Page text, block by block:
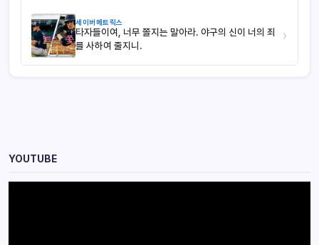
세이버메트릭스
타자들이여, 너무 쫄지는 말아라. 야구의 신이 너의 죄
를 사하여 줄지니.
›
YOUTUBE